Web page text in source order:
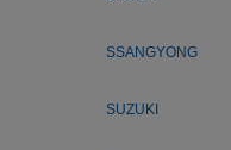
SSANGYONG
SUZUKI